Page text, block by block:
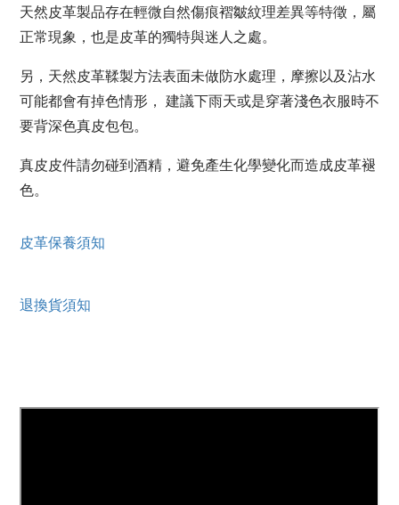
天然皮革製品存在輕微自然傷痕褶皺紋理差異等特徵，屬
正常現象，也是皮革的獨特與迷人之處。
另，天然皮革鞣製方法表面未做防水處理，摩擦以及沾水
可能都會有掉色情形， 建議下雨天或是穿著淺色衣服時不
要背深色真皮包包。
真皮皮件請勿碰到酒精，避免產生化學變化而造成皮革褪
色。
皮革保養須知
退換貨須知